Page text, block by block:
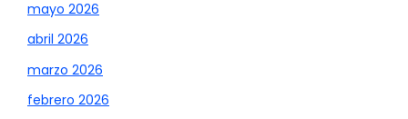
mayo 2026
abril 2026
marzo 2026
febrero 2026